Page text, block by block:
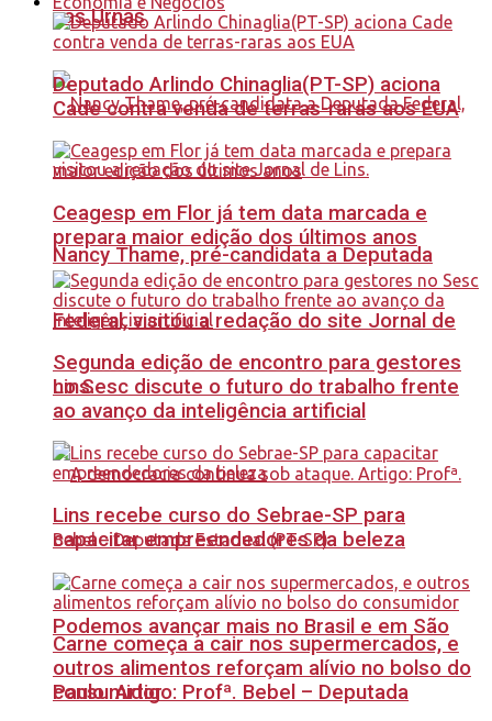
nas Urnas
Nancy Thame, pré-candidata a Deputada
Federal, visitou a redação do site Jornal de
Lins.
Podemos avançar mais no Brasil e em São
Paulo. Artigo: Profª. Bebel – Deputada
Deputado Arlindo Chinaglia(PT-SP) aciona
Cade contra venda de terras-raras aos EUA
Ceagesp em Flor já tem data marcada e
prepara maior edição dos últimos anos
Segunda edição de encontro para gestores
no Sesc discute o futuro do trabalho frente
ao avanço da inteligência artificial
Lins recebe curso do Sebrae-SP para
capacitar empreendedores da beleza
Carne começa a cair nos supermercados, e
outros alimentos reforçam alívio no bolso do
consumidor